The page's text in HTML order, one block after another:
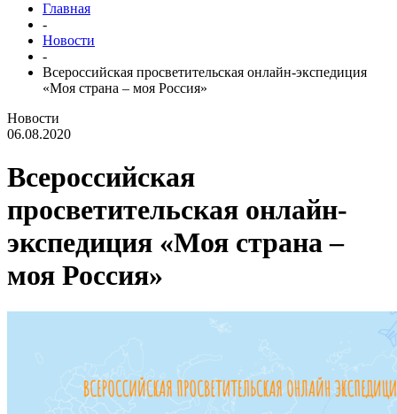
Главная
-
Новости
-
Всероссийская просветительская онлайн-экспедиция
«Моя страна – моя Россия»
Новости
06.08.2020
Всероссийская
просветительская онлайн-
экспедиция «Моя страна –
моя Россия»